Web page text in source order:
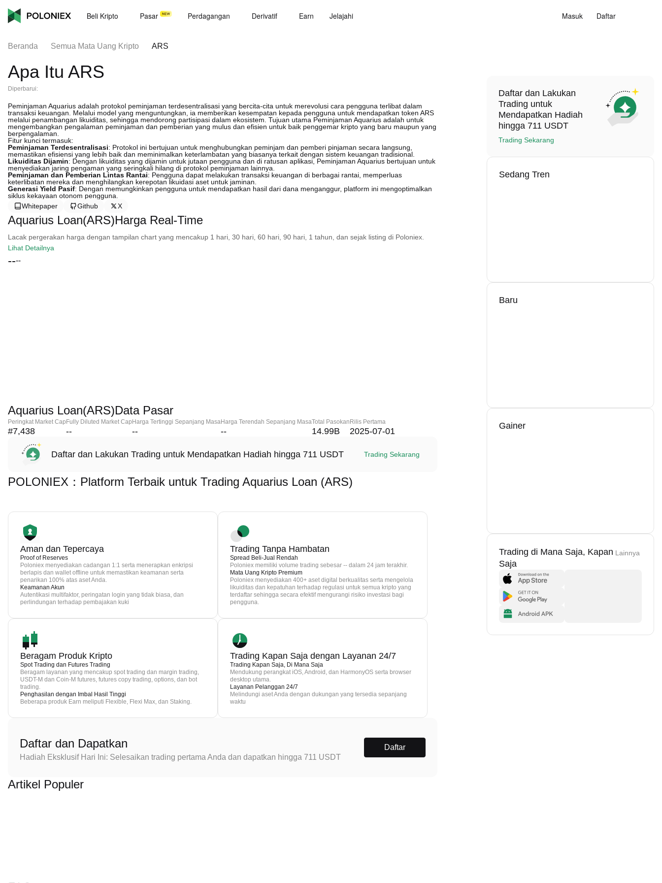
Beli Kripto Pasar Perdagangan Derivatif Earn Jelajahi Masuk Daftar
Beranda Semua Mata Uang Kripto ARS
Apa Itu ARS
Diperbarui:
Peminjaman Aquarius adalah protokol peminjaman terdesentralisasi yang bercita-cita untuk merevolusi cara pengguna terlibat dalam
transaksi keuangan. Melalui model yang menguntungkan, ia memberikan kesempatan kepada pengguna untuk mendapatkan token ARS
melalui penambangan likuiditas, sehingga mendorong partisipasi dalam ekosistem. Tujuan utama Peminjaman Aquarius adalah untuk
mengembangkan pengalaman peminjaman dan pemberian yang mulus dan efisien untuk baik penggemar kripto yang baru maupun yang
berpengalaman.
Fitur kunci termasuk:
Peminjaman Terdesentralisasi: Protokol ini bertujuan untuk menghubungkan peminjam dan pemberi pinjaman secara langsung,
memastikan efisiensi yang lebih baik dan meminimalkan keterlambatan yang biasanya terkait dengan sistem keuangan tradisional.
Likuiditas Dijamin: Dengan likuiditas yang dijamin untuk jutaan pengguna dan di ratusan aplikasi, Peminjaman Aquarius bertujuan untuk
menyediakan jaring pengaman yang seringkali hilang di protokol peminjaman lainnya.
Peminjaman dan Pemberian Lintas Rantai: Pengguna dapat melakukan transaksi keuangan di berbagai rantai, memperluas
keterlibatan mereka dan menghilangkan kerepotan likuidasi aset untuk jaminan.
Generasi Yield Pasif: Dengan memungkinkan pengguna untuk mendapatkan hasil dari dana menganggur, platform ini mengoptimalkan
siklus kekayaan otonom pengguna.
Whitepaper
Github X
Aquarius Loan(ARS)Harga Real-Time
Lacak pergerakan harga dengan tampilan chart yang mencakup 1 hari, 30 hari, 60 hari, 90 hari, 1 tahun, dan sejak listing di Poloniex.
Lihat Detailnya
----
Aquarius Loan(ARS)Data Pasar
Peringkat Market Cap
#7,438
Fully Diluted Market Cap
--
Harga Tertinggi Sepanjang Masa
--
Harga Terendah Sepanjang Masa
--
Total Pasokan
14.99B
Rilis Pertama
2025-07-01
Daftar dan Lakukan Trading untuk Mendapatkan Hadiah hingga 711 USDT Trading Sekarang
POLONIEX：Platform Terbaik untuk Trading Aquarius Loan (ARS)
Aman dan Tepercaya
Proof of Reserves
Poloniex menyediakan cadangan 1:1 serta menerapkan enkripsi
berlapis dan wallet offline untuk memastikan keamanan serta
penarikan 100% atas aset Anda.
Keamanan Akun
Autentikasi multifaktor, peringatan login yang tidak biasa, dan
perlindungan terhadap pembajakan kuki
Trading Tanpa Hambatan
Spread Beli-Jual Rendah
Poloniex memiliki volume trading sebesar -- dalam 24 jam terakhir.
Mata Uang Kripto Premium
Poloniex menyediakan 400+ aset digital berkualitas serta mengelola
likuiditas dan kepatuhan terhadap regulasi untuk semua kripto yang
terdaftar sehingga secara efektif mengurangi risiko investasi bagi
pengguna.
Beragam Produk Kripto
Spot Trading dan Futures Trading
Beragam layanan yang mencakup spot trading dan margin trading,
USDT-M dan Coin-M futures, futures copy trading, options, dan bot
trading.
Penghasilan dengan Imbal Hasil Tinggi
Beberapa produk Earn meliputi Flexible, Flexi Max, dan Staking.
Trading Kapan Saja dengan Layanan 24/7
Trading Kapan Saja, Di Mana Saja
Mendukung perangkat iOS, Android, dan HarmonyOS serta browser
desktop utama.
Layanan Pelanggan 24/7
Melindungi aset Anda dengan dukungan yang tersedia sepanjang
waktu
Daftar dan Dapatkan
Hadiah Eksklusif Hari Ini: Selesaikan trading pertama Anda dan dapatkan hingga 711 USDT
Daftar
Artikel Populer
Daftar dan Lakukan
Trading untuk
Mendapatkan Hadiah
hingga 711 USDT
Trading Sekarang
Sedang Tren
Baru
Gainer
Trading di Mana Saja, Kapan
Saja
Lainnya